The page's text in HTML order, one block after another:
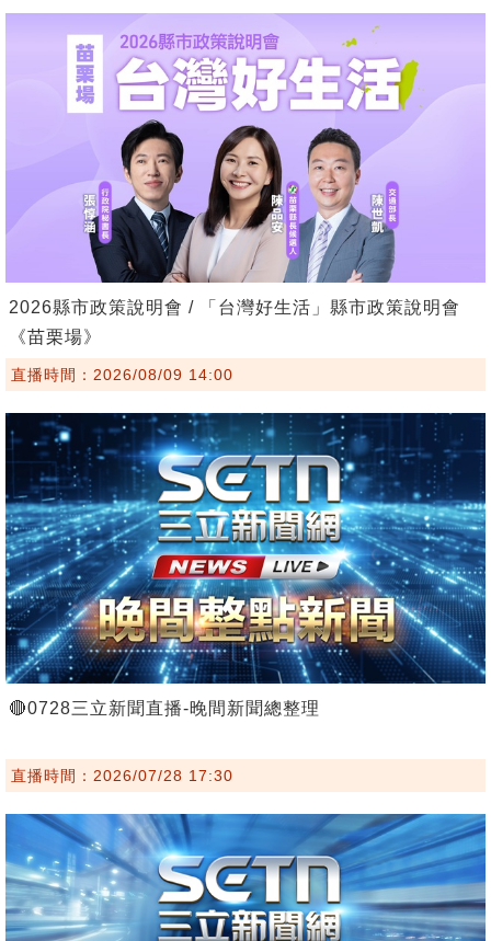
2026縣市政策說明會 / 「台灣好生活」縣市政策說明會
《苗栗場》
直播時間：2026/08/09 14:00
🔴0728三立新聞直播-晚間新聞總整理
直播時間：2026/07/28 17:30